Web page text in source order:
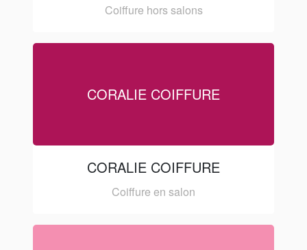
Coiffure hors salons
CORALIE COIFFURE
CORALIE COIFFURE
Coiffure en salon